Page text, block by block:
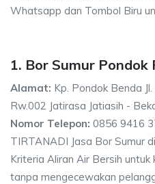
Whatsapp dan Tombol Biru
1. Bor Sumur Pondok
Alamat: Kp. Pondok Benda
Rw.002 Jatirasa Jatiasih -
Nomor Telepon: 0856 9416
TIRTANADI Jasa Bor Sumur
Kriteria Aliran Air Bersih
tanpa mengecewakan